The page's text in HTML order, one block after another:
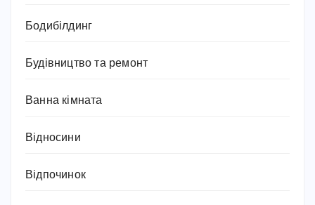
Бодибілдинг
Будівництво та ремонт
Ванна кімната
Відносини
Відпочинок